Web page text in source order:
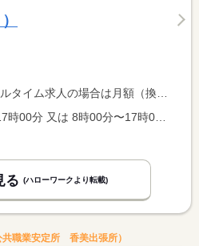
（換算額）、パート求人の場合は時間額を表示しています。
る (ハローワークより転載)
職業安定所 香美出張所）